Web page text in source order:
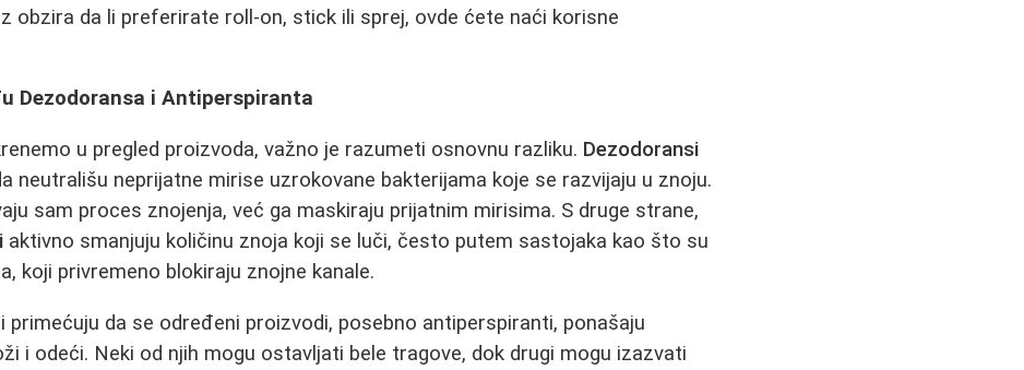
obzira da li preferirate roll-on, stick ili sprej, ovde ćete naći korisne
Dezodoransa i Antiperspiranta
u pregled proizvoda, važno je razumeti osnovnu razliku. Dezodoransi
neutrališu neprijatne mirise uzrokovane bakterijama koje se razvijaju u znoju.
sam proces znojenja, već ga maskiraju prijatnim mirisima. S druge strane,
aktivno smanjuju količinu znoja koji se luči, često putem sastojaka kao što su
koji privremeno blokiraju znojne kanale.
primećuju da se određeni proizvodi, posebno antiperspiranti, ponašaju
i odeći. Neki od njih mogu ostavljati bele tragove, dok drugi mogu izazvati